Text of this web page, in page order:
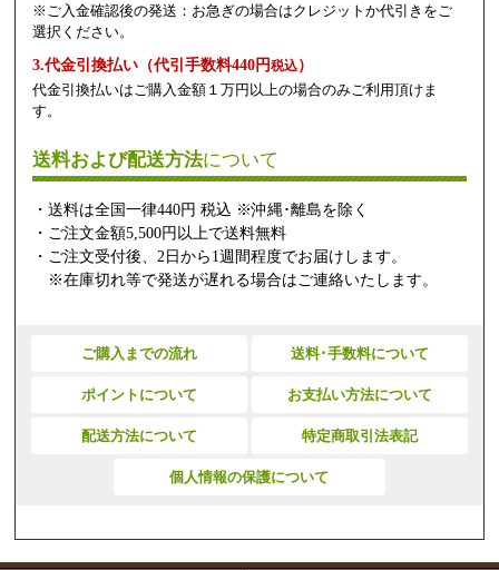
※ご入金確認後の発送：お急ぎの場合はクレジットか代引きをご
選択ください。
3.代金引換払い（代引手数料440円税込）
代金引換払いはご購入金額１万円以上の場合のみご利用頂けま
す。
送料および配送方法について
・送料は全国一律440円 税込 ※沖縄･離島を除く
・ご注文金額5,500円以上で送料無料
・ご注文受付後、2日から1週間程度でお届けします。
※在庫切れ等で発送が遅れる場合はご連絡いたします。
ご購入までの流れ 送料･手数料について
ポイントについて お支払い方法について
配送方法について 特定商取引法表記
個人情報の保護について